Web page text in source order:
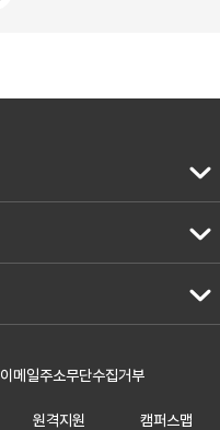
이메일주소무단수집거부
원격지원 캠퍼스맵